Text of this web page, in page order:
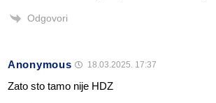
Odgovori
Anonymous 18.03.2025. 17:37
Zato sto tamo nije HDZ